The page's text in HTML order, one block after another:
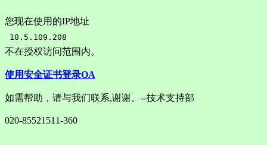
您现在使用的IP地址
不在授权访问范围内。
使用安全证书登录OA
如需帮助，请与我们联系,谢谢。--技术支持部
020-85521511-360